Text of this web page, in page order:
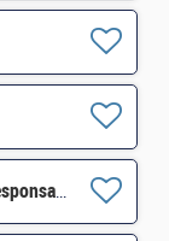
IFIP/ATT – D78-ESI de Versailles (78) - Responsable d'assistance de proximité de Versailles H/F